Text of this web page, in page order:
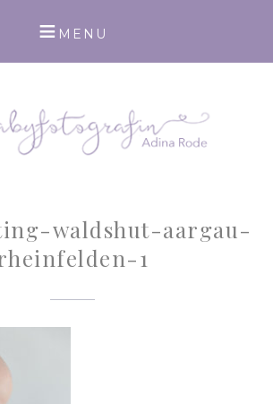
waldshut-aargau-
1